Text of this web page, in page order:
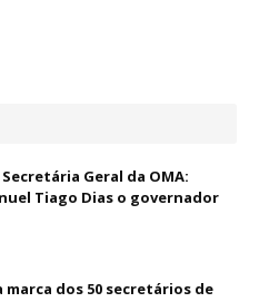
Geral da OMA:
Tiago Dias o governador
marca dos 50 secretários de